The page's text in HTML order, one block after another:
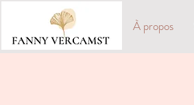
À propos